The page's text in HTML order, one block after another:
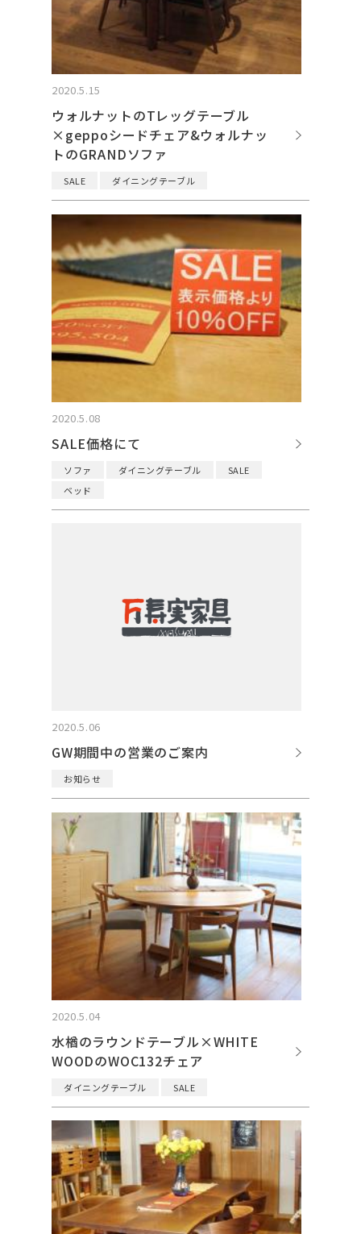
2020.5.15
ウォルナットのTレッグテーブル
×geppoシードチェア&ウォルナッ
トのGRANDソファ
SALE ダイニングテーブル
2020.5.08
SALE価格にて
ソファ ダイニングテーブル SALE
ベッド
2020.5.06
GW期間中の営業のご案内
お知らせ
2020.5.04
水楢のラウンドテーブル×WHITE
WOODのWOC132チェア
ダイニングテーブル SALE